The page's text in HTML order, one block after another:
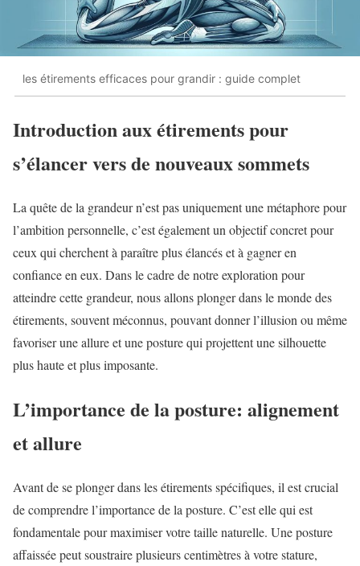
les étirements efficaces pour grandir : guide complet
Introduction aux étirements pour
s’élancer vers de nouveaux sommets
La quête de la grandeur n’est pas uniquement une métaphore pour
l’ambition personnelle, c’est également un objectif concret pour
ceux qui cherchent à paraître plus élancés et à gagner en
confiance en eux. Dans le cadre de notre exploration pour
atteindre cette grandeur, nous allons plonger dans le monde des
étirements, souvent méconnus, pouvant donner l’illusion ou même
favoriser une allure et une posture qui projettent une silhouette
plus haute et plus imposante.
L’importance de la posture: alignement
et allure
Avant de se plonger dans les étirements spécifiques, il est crucial
de comprendre l’importance de la posture. C’est elle qui est
fondamentale pour maximiser votre taille naturelle. Une posture
affaissée peut soustraire plusieurs centimètres à votre stature,